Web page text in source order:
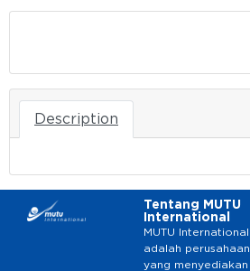
Description
Tentang MUTU
International
MUTU International
adalah perusahaan
yang menyediakan